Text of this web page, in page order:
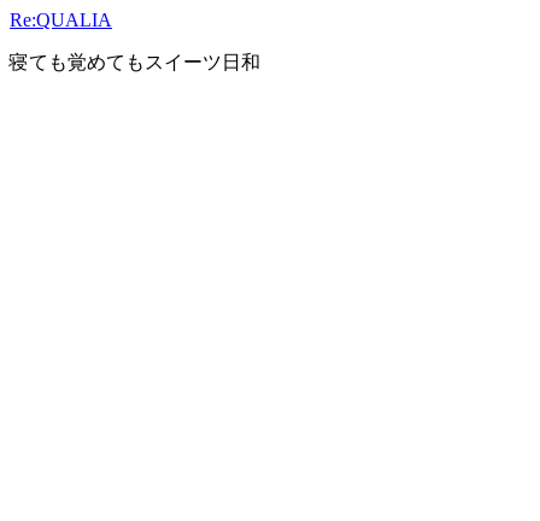
Skip
content
Re:QUALIA
寝ても覚めてもスイーツ日和